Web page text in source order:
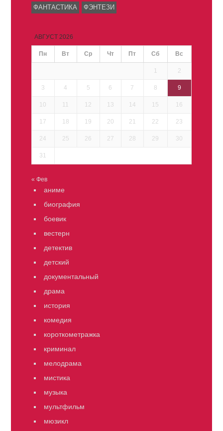
ФАНТАСТИКА ФЭНТЕЗИ
АВГУСТ 2026
Пн Вт Ср Чт Пт Сб Вс
1 2
3 4 5 6 7 8 9
10 11 12 13 14 15 16
17 18 19 20 21 22 23
24 25 26 27 28 29 30
31
« Фев
аниме
биография
боевик
вестерн
детектив
детский
документальный
драма
история
комедия
короткометражка
криминал
мелодрама
мистика
музыка
мультфильм
мюзикл